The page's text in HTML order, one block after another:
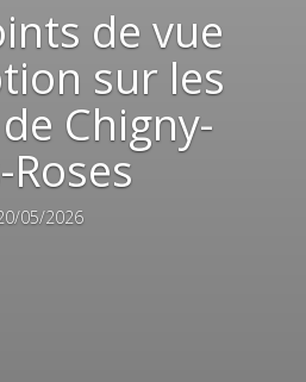
de vue
sur les
Chigny-
Roses
05/2026